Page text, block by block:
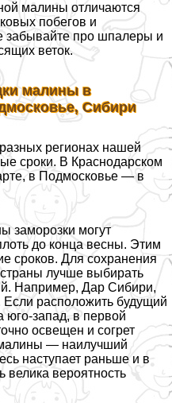
малины отличаются
побегов и
забывайте про шпалеры и
веток.
малины в
Сибири
регионах нашей
сроки. В Краснодарском
в Подмосковье — в
заморозки могут
до конца весны. Этим
сроков. Для сохранения
лучше выбирать
Например, Дар Сибири,
расположить будущий
юго-запад, в первой
освещен и согрет
— наилучший
наступает раньше и в
велика вероятность